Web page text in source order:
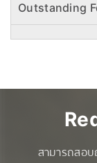
Outstanding
สามารถสอ